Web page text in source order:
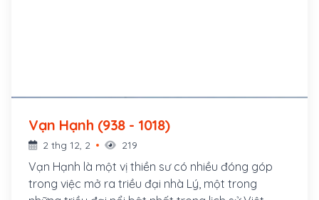
Vạn Hạnh (938 - 1018)
2 thg 12, 2 219
Vạn Hạnh là một vị thiền sư có nhiều đóng góp
trong việc mở ra triều đại nhà Lý, một trong